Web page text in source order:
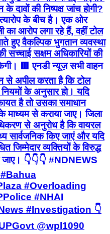
दावों की निष्पक्ष जांच होगी?
के बीच है। एक ओर
आरोप लगा रहे हैं, वहीं टोल
हुए वैकल्पिक भुगतान व्यवस्था
सच्चाई सक्षम अधिकारियों की
🟥 एनडी न्यूज़ सभी वाहन
से अपील करता है कि टोल
नियमों के अनुसार हो। यदि
है तो उसका समाधान
से कराया जाए। जिला
से अनुरोध है कि वायरल
सार्वजनिक किए जाएं और यदि
जिम्मेदार व्यक्तियों के विरुद्ध
जाए। 👇👇👇 #NDNEWS
#Bahua
#Overloading
#NHAI
#Investigation 👇
@wpl1090